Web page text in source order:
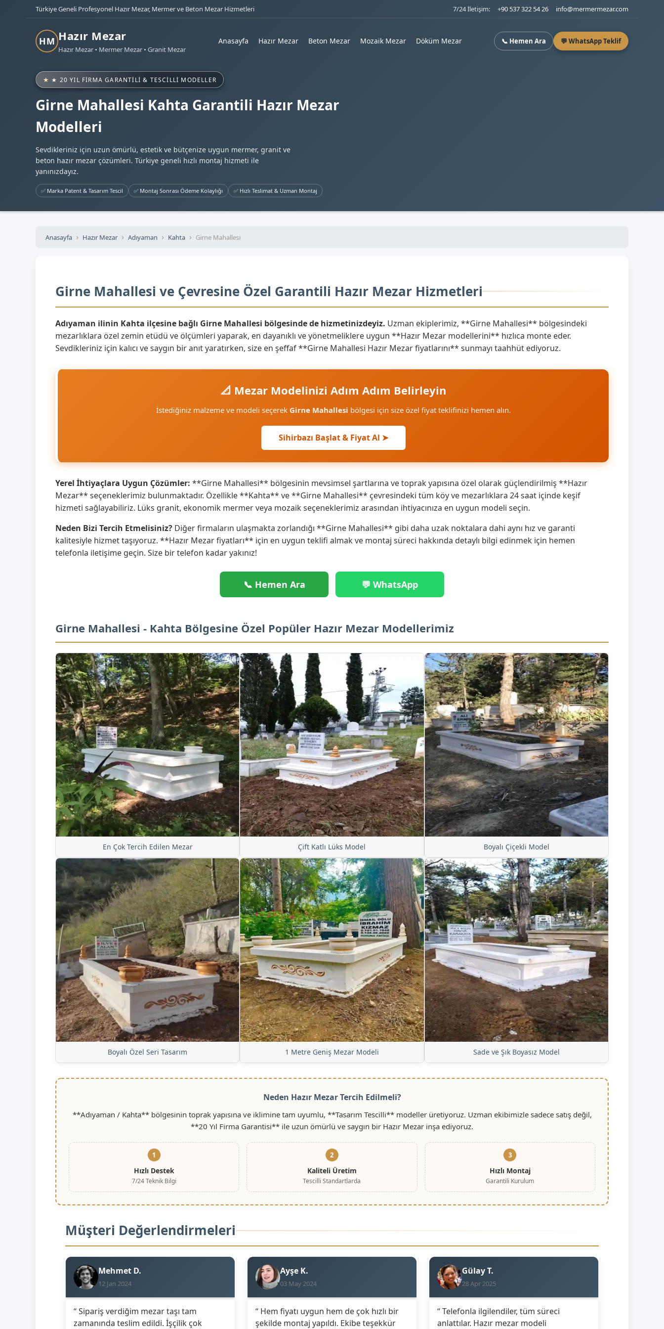
Türkiye Geneli Profesyonel Hazır Mezar, Mermer ve Beton Mezar Hizmetleri 7/24 İletişim: +90 537 322 54 26 info@mermermezar.com
HM Hazır Mezar
Hazır Mezar • Mermer Mezar • Granit Mezar
Anasayfa Hazır Mezar Beton Mezar Mozaik Mezar Döküm Mezar 📞 Hemen Ara 💬 WhatsApp Teklif
★ 20 YIL FIRMA GARANTILI & TESCILLI MODELLER
Girne Mahallesi Kahta Garantili Hazır Mezar
Modelleri
Sevdikleriniz için uzun ömürlü, estetik ve bütçenize uygun mermer, granit ve
beton hazır mezar çözümleri. Türkiye geneli hızlı montaj hizmeti ile
yanınızdayız.
✅ Marka Patent & Tasarım Tescil ✅ Montaj Sonrası Ödeme Kolaylığı ✅ Hızlı Teslimat & Uzman Montaj
Anasayfa Hazır Mezar Adıyaman Kahta Girne Mahallesi
Girne Mahallesi ve Çevresine Özel Garantili Hazır Mezar Hizmetleri
Adıyaman ilinin Kahta ilçesine bağlı Girne Mahallesi bölgesinde de hizmetinizdeyiz. Uzman ekiplerimiz, **Girne Mahallesi** bölgesindeki
mezarlıklara özel zemin etüdü ve ölçümleri yaparak, en dayanıklı ve yönetmeliklere uygun **Hazır Mezar modellerini** hızlıca monte eder.
Sevdikleriniz için kalıcı ve saygın bir anıt yaratırken, size en şeffaf **Girne Mahallesi Hazır Mezar fiyatlarını** sunmayı taahhüt ediyoruz.
📐 Mezar Modelinizi Adım Adım Belirleyin
İstediğiniz malzeme ve modeli seçerek Girne Mahallesi bölgesi için size özel fiyat teklifinizi hemen alın.
Sihirbazı Başlat & Fiyat Al ➤
Yerel İhtiyaçlara Uygun Çözümler: **Girne Mahallesi** bölgesinin mevsimsel şartlarına ve toprak yapısına özel olarak güçlendirilmiş **Hazır
Mezar** seçeneklerimiz bulunmaktadır. Özellikle **Kahta** ve **Girne Mahallesi** çevresindeki tüm köy ve mezarlıklara 24 saat içinde keşif
hizmeti sağlayabiliriz. Lüks granit, ekonomik mermer veya mozaik seçeneklerimiz arasından ihtiyacınıza en uygun modeli seçin.
Neden Bizi Tercih Etmelisiniz? Diğer firmaların ulaşmakta zorlandığı **Girne Mahallesi** gibi daha uzak noktalara dahi aynı hız ve garanti
kalitesiyle hizmet taşıyoruz. **Hazır Mezar fiyatları** için en uygun teklifi almak ve montaj süreci hakkında detaylı bilgi edinmek için hemen
telefonla iletişime geçin. Size bir telefon kadar yakınız!
📞 Hemen Ara 💬 WhatsApp
Girne Mahallesi - Kahta Bölgesine Özel Popüler Hazır Mezar Modellerimiz
En Çok Tercih Edilen Mezar Çift Katlı Lüks Model Boyalı Çiçekli Model
Boyalı Özel Seri Tasarım 1 Metre Geniş Mezar Modeli Sade ve Şık Boyasız Model
Neden Hazır Mezar Tercih Edilmeli?
**Adıyaman / Kahta** bölgesinin toprak yapısına ve iklimine tam uyumlu, **Tasarım Tescilli** modeller üretiyoruz. Uzman ekibimizle sadece satış değil,
**20 Yıl Firma Garantisi** ile uzun ömürlü ve saygın bir Hazır Mezar inşa ediyoruz.
1
Hızlı Destek
7/24 Teknik Bilgi
2
Kaliteli Üretim
Tescilli Standartlarda
3
Hızlı Montaj
Garantili Kurulum
Müşteri Değerlendirmeleri
Mehmet D.
12 Jan 2024
“ Sipariş verdiğim mezar taşı tam
zamanında teslim edildi. İşçilik çok
Ayşe K.
03 May 2024
“ Hem fiyatı uygun hem de çok hızlı bir
şekilde montaj yapıldı. Ekibe teşekkür
Gülay T.
28 Apr 2025
“ Telefonla ilgilendiler, tüm süreci
anlattılar. Hazır mezar modeli